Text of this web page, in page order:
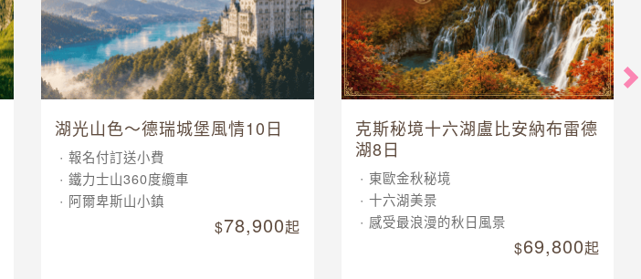
湖光山色～德瑞城堡風情10日
報名付訂送小費
鐵力士山360度纜車
阿爾卑斯山小鎮
78,900起
克斯秘境十六湖盧比安納布雷德
湖8日
東歐金秋秘境
十六湖美景
感受最浪漫的秋日風景
69,800起